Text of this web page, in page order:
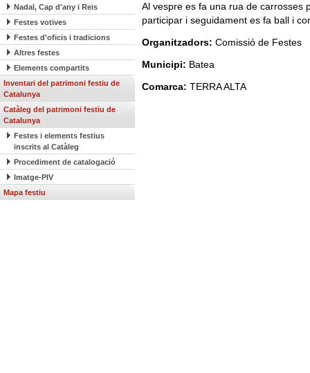
Nadal, Cap d'any i Reis
Festes votives
Festes d'oficis i tradicions
Altres festes
Elements compartits
Inventari del patrimoni festiu de
Catalunya
Catàleg del patrimoni festiu de
Catalunya
Festes i elements festius
inscrits al Catàleg
Procediment de catalogació
Imatge-PIV
Mapa festiu
Al vespre es fa una rua de carrosses
participar i seguidament es fa ball i
Organitzadors: Comissió de Festes
Municipi: Batea
Comarca: TERRA ALTA